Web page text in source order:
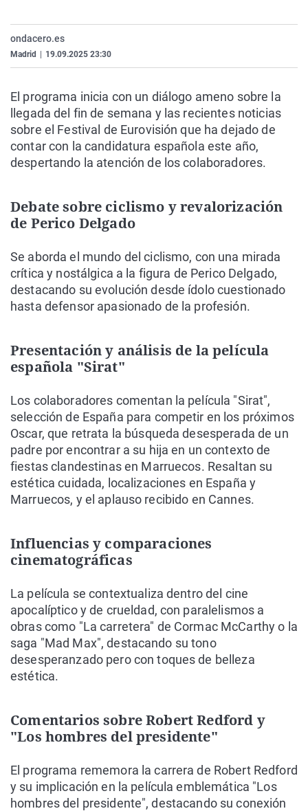
País Vasco
ondacero.es
Madrid 19.09.2025 23:30
El programa inicia con un diálogo ameno sobre la
llegada del fin de semana y las recientes noticias
sobre el Festival de Eurovisión que ha dejado de
contar con la candidatura española este año,
despertando la atención de los colaboradores.
Debate sobre ciclismo y revalorización
de Perico Delgado
Se aborda el mundo del ciclismo, con una mirada
crítica y nostálgica a la figura de Perico Delgado,
destacando su evolución desde ídolo cuestionado
hasta defensor apasionado de la profesión.
Presentación y análisis de la película
española "Sirat"
Los colaboradores comentan la película "Sirat",
selección de España para competir en los próximos
Oscar, que retrata la búsqueda desesperada de un
padre por encontrar a su hija en un contexto de
fiestas clandestinas en Marruecos. Resaltan su
estética cuidada, localizaciones en España y
Marruecos, y el aplauso recibido en Cannes.
Influencias y comparaciones
cinematográficas
La película se contextualiza dentro del cine
apocalíptico y de crueldad, con paralelismos a
obras como "La carretera" de Cormac McCarthy o la
saga "Mad Max", destacando su tono
desesperanzado pero con toques de belleza
estética.
Comentarios sobre Robert Redford y
"Los hombres del presidente"
El programa rememora la carrera de Robert Redford
y su implicación en la película emblemática "Los
hombres del presidente", destacando su conexión